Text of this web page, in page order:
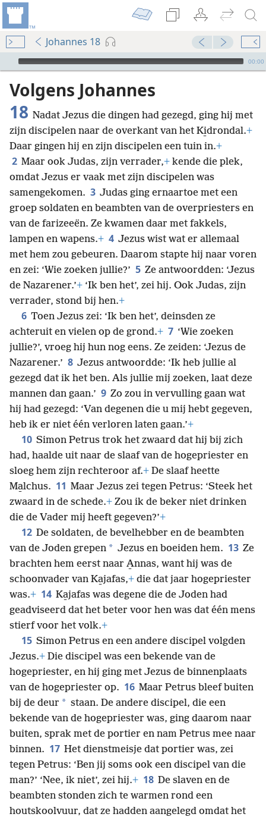
Johannes 18
Audio Player
00:00
Volgens Johannes
18 Nadat Jezus die dingen had gezegd, ging hij met
zijn discipelen naar de overkant van het Ki̱drondal.+
Daar gingen hij en zijn discipelen een tuin in.+
2 Maar ook Judas, zijn verrader,+ kende die plek,
omdat Jezus er vaak met zijn discipelen was
samengekomen. 3 Judas ging ernaartoe met een
groep soldaten en beambten van de overpriesters en
van de farizeeën. Ze kwamen daar met fakkels,
lampen en wapens.+ 4 Jezus wist wat er allemaal
met hem zou gebeuren. Daarom stapte hij naar voren
en zei: ‘Wie zoeken jullie?’ 5 Ze antwoordden: ‘Jezus
de Nazarener.’+ ‘Ik ben het’, zei hij. Ook Judas, zijn
verrader, stond bij hen.+
6 Toen Jezus zei: ‘Ik ben het’, deinsden ze
achteruit en vielen op de grond.+ 7 ‘Wie zoeken
jullie?’, vroeg hij hun nog eens. Ze zeiden: ‘Jezus de
Nazarener.’ 8 Jezus antwoordde: ‘Ik heb jullie al
gezegd dat ik het ben. Als jullie mij zoeken, laat deze
mannen dan gaan.’ 9 Zo zou in vervulling gaan wat
hij had gezegd: ‘Van degenen die u mij hebt gegeven,
heb ik er niet één verloren laten gaan.’+
10 Simon Petrus trok het zwaard dat hij bij zich
had, haalde uit naar de slaaf van de hogepriester en
sloeg hem zijn rechteroor af.+ De slaaf heette
Ma̱lchus. 11 Maar Jezus zei tegen Petrus: ‘Steek het
zwaard in de schede.+ Zou ik de beker niet drinken
die de Vader mij heeft gegeven?’+
12 De soldaten, de bevelhebber en de beambten
van de Joden grepen * Jezus en boeiden hem. 13 Ze
brachten hem eerst naar A̱nnas, want hij was de
schoonvader van Ka̱jafas,+ die dat jaar hogepriester
was.+ 14 Ka̱jafas was degene die de Joden had
geadviseerd dat het beter voor hen was dat één mens
stierf voor het volk.+
15 Simon Petrus en een andere discipel volgden
Jezus.+ Die discipel was een bekende van de
hogepriester, en hij ging met Jezus de binnenplaats
van de hogepriester op. 16 Maar Petrus bleef buiten
bij de deur * staan. De andere discipel, die een
bekende van de hogepriester was, ging daarom naar
buiten, sprak met de portier en nam Petrus mee naar
binnen. 17 Het dienstmeisje dat portier was, zei
tegen Petrus: ‘Ben jij soms ook een discipel van die
man?’ ‘Nee, ik niet’, zei hij.+ 18 De slaven en de
beambten stonden zich te warmen rond een
houtskoolvuur, dat ze hadden aangelegd omdat het